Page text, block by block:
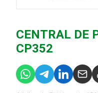
CENTRAL DE
CP352